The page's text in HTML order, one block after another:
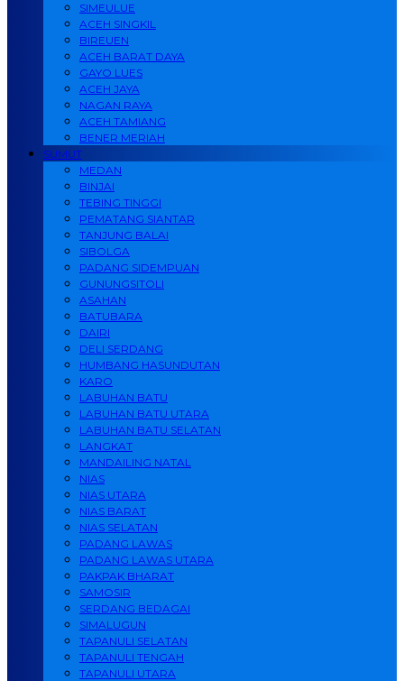
SIMEULUE
ACEH SINGKIL
BIREUEN
ACEH BARAT DAYA
GAYO LUES
ACEH JAYA
NAGAN RAYA
ACEH TAMIANG
BENER MERIAH
SUMUT
MEDAN
BINJAI
TEBING TINGGI
PEMATANG SIANTAR
TANJUNG BALAI
SIBOLGA
PADANG SIDEMPUAN
GUNUNGSITOLI
ASAHAN
BATUBARA
DAIRI
DELI SERDANG
HUMBANG HASUNDUTAN
KARO
LABUHAN BATU
LABUHAN BATU UTARA
LABUHAN BATU SELATAN
LANGKAT
MANDAILING NATAL
NIAS
NIAS UTARA
NIAS BARAT
NIAS SELATAN
PADANG LAWAS
PADANG LAWAS UTARA
PAKPAK BHARAT
SAMOSIR
SERDANG BEDAGAI
SIMALUGUN
TAPANULI SELATAN
TAPANULI TENGAH
TAPANULI UTARA